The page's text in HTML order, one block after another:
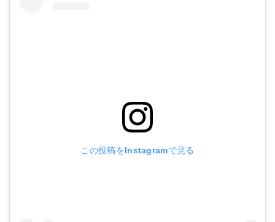
この投稿をInstagramで見る